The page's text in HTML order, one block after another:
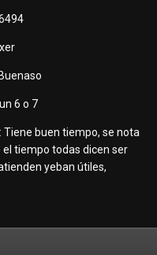
6 o 7
Tiene buen tiempo, se nota
tiempo todas dicen ser
yeban útiles,